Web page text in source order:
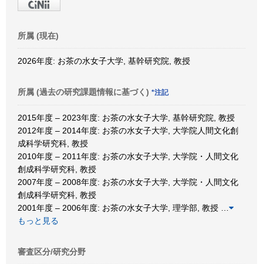
所属 (現在)
2026年度: お茶の水女子大学, 基幹研究院, 教授
所属 (過去の研究課題情報に基づく) *注記
2015年度 – 2023年度: お茶の水女子大学, 基幹研究院, 教授
2012年度 – 2014年度: お茶の水女子大学, 大学院人間文化創
成科学研究科, 教授
2010年度 – 2011年度: お茶の水女子大学, 大学院・人間文化
創成科学研究科, 教授
2007年度 – 2008年度: お茶の水女子大学, 大学院・人間文化
創成科学研究科, 教授
2001年度 – 2006年度: お茶の水女子大学, 理学部, 教授
もっと見る
審査区分/研究分野